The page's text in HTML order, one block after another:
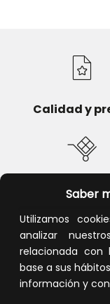
Saber
Utilizamos
analizar
relacionada con
base a sus
información y
Calidad y
Atención al